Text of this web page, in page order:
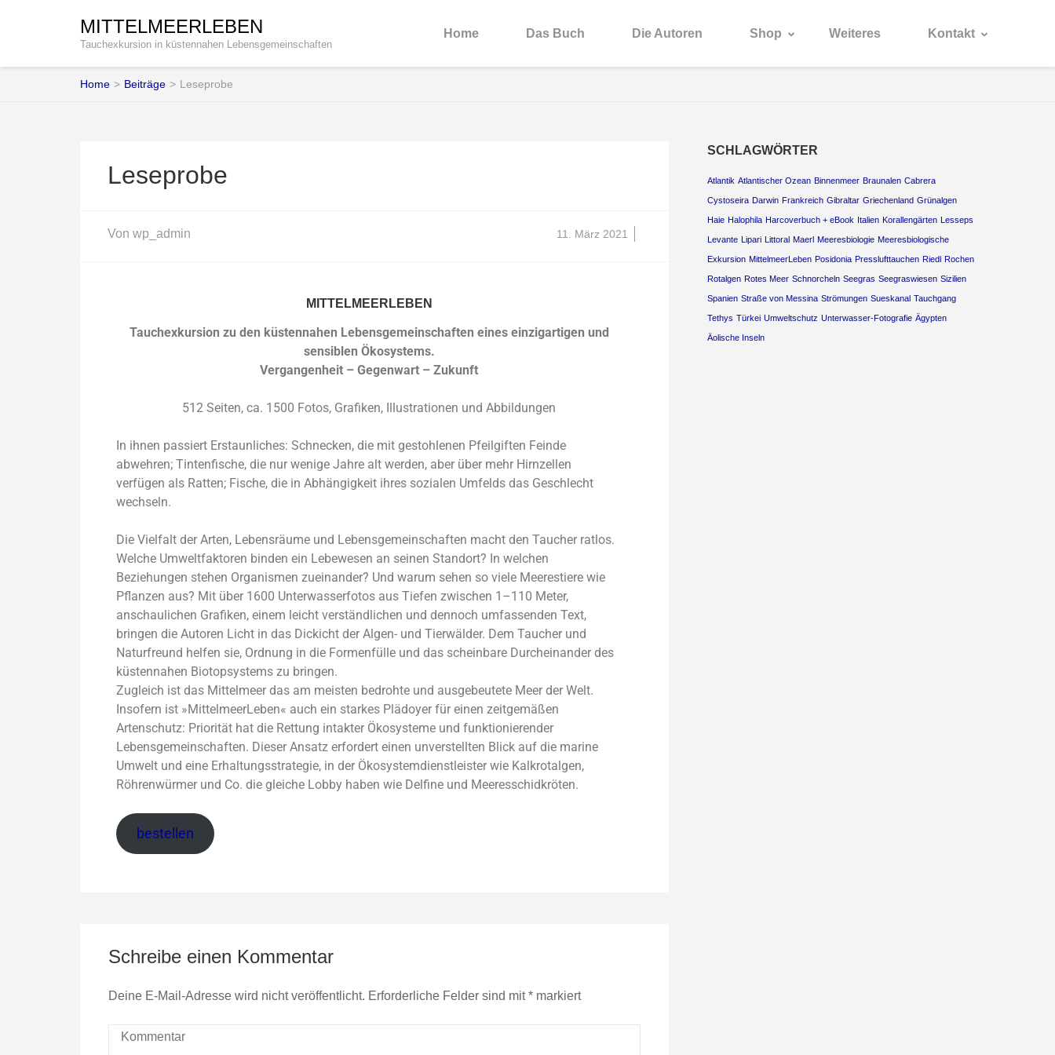
MITTELMEERLEBEN
Tauchexkursion in küstennahen Lebensgemeinschaften
Home Das Buch Die Autoren Shop Weiteres Kontakt
Home > Beiträge > Leseprobe
Leseprobe
11. März 2021
Von wp_admin
MITTELMEERLEBEN
Tauchexkursion zu den küstennahen Lebensgemeinschaften eines einzigartigen und
sensiblen Ökosystems.
Vergangenheit – Gegenwart – Zukunft
512 Seiten, ca. 1500 Fotos, Grafiken, Illustrationen und Abbildungen
In ihnen passiert Erstaunli­ches: Schnecken, die mit gestohlenen Pfeilgiften Feinde
abwehren; Tintenfische, die nur wenige Jahre alt werden, aber über mehr Hirnzellen
verfügen als Ratten; Fische, die in Abhängigkeit ihres sozialen Umfelds das Geschlecht
wechseln.
Die Vielfalt der Arten, Lebensräume und Lebensgemeinschaften macht den Taucher ratlos.
Welche Umweltfaktoren binden ein Lebewesen an seinen Standort? In welchen
Beziehungen stehen Organismen zueinander? Und warum sehen so viele Meerestiere wie
Pflanzen aus? Mit über 1600 Unterwasserfotos aus Tiefen zwischen 1–110 Meter,
anschaulichen Grafiken, einem leicht verständlichen und dennoch umfassenden Text,
bringen die Autoren Licht in das Dickicht der Algen- und Tierwälder. Dem Taucher und
Naturfreund helfen sie, Ordnung in die Formenfülle und das schein­bare Durcheinander des
küstennahen Biotopsystems zu bringen.
Zugleich ist das Mittelmeer das am meisten bedrohte und ausgebeutete Meer der Welt.
Insofern ist »MittelmeerLeben« auch ein starkes Plädoyer für einen zeitgemäßen
Artenschutz: Priorität hat die Rettung intakter Öko­systeme und funktionierender
Lebensgemeinschaften. Dieser Ansatz erfordert einen unverstellten Blick auf die marine
Umwelt und eine Erhaltungsstrategie, in der Ökosystemdienstleister wie Kalkrotalgen,
Röhrenwürmer und Co. die gleiche Lobby haben wie Delfine und Meeresschidkröten.
bestellen
Schreibe einen Kommentar
Deine E-Mail-Adresse wird nicht veröffentlicht. Erforderliche Felder sind mit* markiert
SCHLAGWÖRTER
Atlantik Atlantischer Ozean Binnenmeer Braunalen Cabrera
Cystoseira Darwin Frankreich Gibraltar Griechenland Grünalgen
Haie Halophila Harcoverbuch + eBook Italien Korallengärten Lesseps
Levante Lipari Littoral Maerl Meeresbiologie Meeresbiologische
Exkursion MittelmeerLeben Posidonia Presslufttauchen Riedl Rochen
Rotalgen Rotes Meer Schnorcheln Seegras Seegraswiesen Sizilien
Spanien Straße von Messina Strömungen Sueskanal Tauchgang
Tethys Türkei Umweltschutz Unterwasser-Fotografie Ägypten
Äolische Inseln